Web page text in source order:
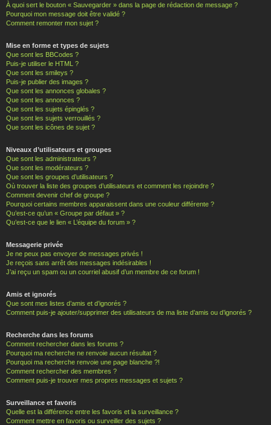
À quoi sert le bouton « Sauvegarder » dans la page de rédaction de message ?
Pourquoi mon message doit être validé ?
Comment remonter mon sujet ?
Mise en forme et types de sujets
Que sont les BBCodes ?
Puis-je utiliser le HTML ?
Que sont les smileys ?
Puis-je publier des images ?
Que sont les annonces globales ?
Que sont les annonces ?
Que sont les sujets épinglés ?
Que sont les sujets verrouillés ?
Que sont les icônes de sujet ?
Niveaux d’utilisateurs et groupes
Que sont les administrateurs ?
Que sont les modérateurs ?
Que sont les groupes d’utilisateurs ?
Où trouver la liste des groupes d’utilisateurs et comment les rejoindre ?
Comment devenir chef de groupe ?
Pourquoi certains membres apparaissent dans une couleur différente ?
Qu’est-ce qu’un « Groupe par défaut » ?
Qu’est-ce que le lien « L’équipe du forum » ?
Messagerie privée
Je ne peux pas envoyer de messages privés !
Je reçois sans arrêt des messages indésirables !
J’ai reçu un spam ou un courriel abusif d’un membre de ce forum !
Amis et ignorés
Que sont mes listes d’amis et d’ignorés ?
Comment puis-je ajouter/supprimer des utilisateurs de ma liste d’amis ou d’ignorés ?
Recherche dans les forums
Comment rechercher dans les forums ?
Pourquoi ma recherche ne renvoie aucun résultat ?
Pourquoi ma recherche renvoie une page blanche ?!
Comment rechercher des membres ?
Comment puis-je trouver mes propres messages et sujets ?
Surveillance et favoris
Quelle est la différence entre les favoris et la surveillance ?
Comment mettre en favoris ou surveiller des sujets ?